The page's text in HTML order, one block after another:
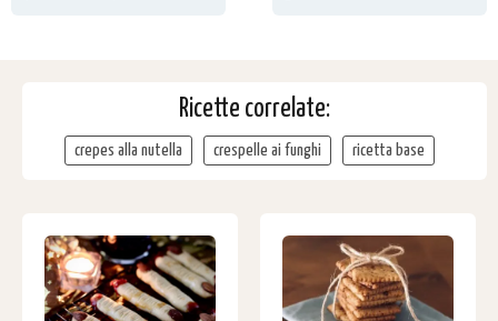
Ricette correlate:
crepes alla nutella crespelle ai funghi ricetta base